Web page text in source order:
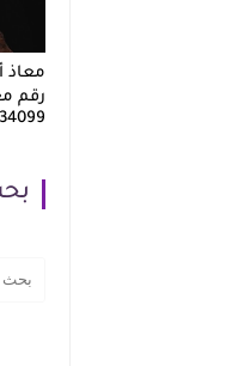
معاذ
رقم